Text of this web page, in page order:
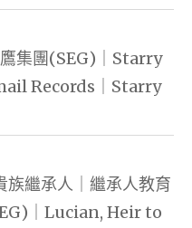
集團(SEG)｜Starry
Records｜Starry
族繼承人｜繼承人教育
｜Lucian, Heir to